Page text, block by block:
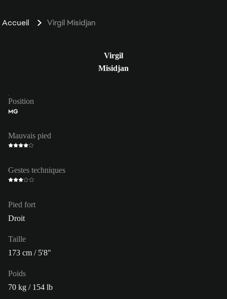
Accueil Virgil Misidjan
Virgil
Misidjan
Position
MG
Mauvais pied
Gestes techniques
Pied fort
Droit
Taille
173 cm / 5'8"
Poids
70 kg / 154 lb